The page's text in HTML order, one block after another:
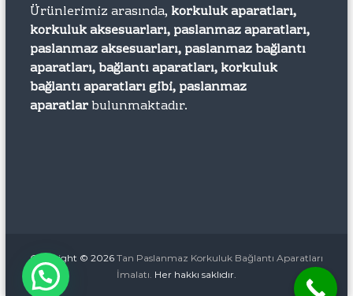
Ürünlerimiz arasında, korkuluk aparatları,
korkuluk aksesuarları, paslanmaz aparatları,
paslanmaz aksesuarları, paslanmaz bağlantı
aparatları, bağlantı aparatları, korkuluk
bağlantı aparatları gibi, paslanmaz
aparatlarbulunmaktadır.
Copyright © 2026 Tan Paslanmaz Korkuluk Bağlantı Aparatları
İmalatı. Her hakkı saklıdır.